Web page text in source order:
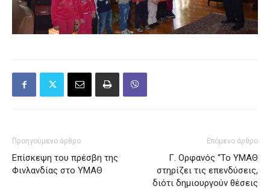
Προηγούμενο άρθρο
Επίσκεψη του πρέσβη της
Φινλανδίας στο ΥΜΑΘ
Επόμενο άρθρο
Γ. Ορφανός “Το ΥΜΑΘ
στηρίζει τις επενδύσεις,
διότι δημιουργούν θέσεις